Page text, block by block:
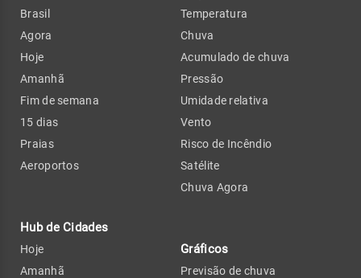
Brasil
Agora
Hoje
Amanhã
Fim de semana
15 dias
Praias
Aeroportos
Hub de Cidades
Hoje
Amanhã
Temperatura
Chuva
Acumulado de chuva
Pressão
Umidade relativa
Vento
Risco de Incêndio
Satélite
Chuva Agora
Gráficos
Previsão de chuva